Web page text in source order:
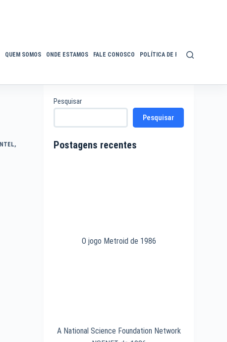
QUEM SOMOS ONDE ESTAMOS FALE CONOSCO POLÍTICA DE PRIVACIDADE
INTEL,
Pesquisar
Pesquisar
Postagens recentes
O jogo Metroid de 1986
A National Science Foundation Network